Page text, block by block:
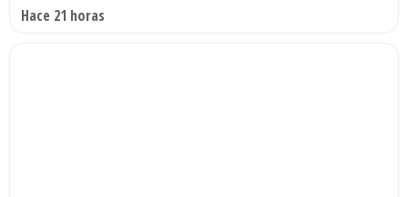
Hace 21 horas